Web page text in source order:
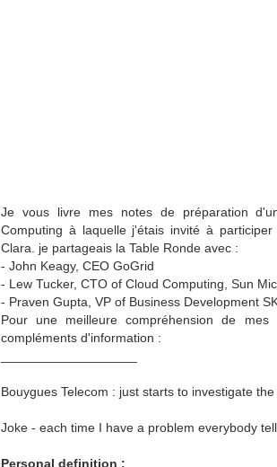
Je vous livre mes notes de préparation
Computing à laquelle j'étais invité à
Clara. je partageais la Table Ronde avec :
- John Keagy, CEO GoGrid
- Lew Tucker, CTO of Cloud Computing, Sun
- Praven Gupta, VP of Business Development
Pour une meilleure compréhension de
compléments d'information :
Bouygues Telecom : just starts to investigate
Joke - each time I have a problem everybody
Personal definition :